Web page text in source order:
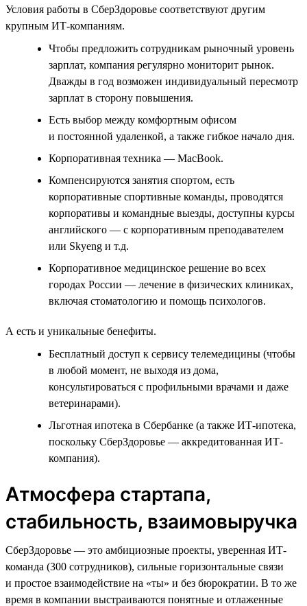
Условия работы в СберЗдоровье соответствуют другим
крупным ИТ-компаниям.
Чтобы предложить сотрудникам рыночный уровень
зарплат, компания регулярно мониторит рынок.
Дважды в год возможен индивидуальный пересмотр
зарплат в сторону повышения.
Есть выбор между комфортным офисом
и постоянной удаленкой, а также гибкое начало дня.
Корпоративная техника — MacBook.
Компенсируются занятия спортом, есть
корпоративные спортивные команды, проводятся
корпоративы и командные выезды, доступны курсы
английского — с корпоративным преподавателем
или Skyeng и т.д.
Корпоративное медицинское решение во всех
городах России — лечение в физических клиниках,
включая стоматологию и помощь психологов.
А есть и уникальные бенефиты.
Бесплатный доступ к сервису телемедицины (чтобы
в любой момент, не выходя из дома,
консультироваться с профильными врачами и даже
ветеринарами).
Льготная ипотека в Сбербанке (а также ИТ-ипотека,
поскольку СберЗдоровье — аккредитованная ИТ-
компания).
Атмосфера стартапа,
стабильность, взаимовыручка
СберЗдоровье — это амбициозные проекты, уверенная ИТ-
команда (300 сотрудников), сильные горизонтальные связи
и простое взаимодействие на «ты» и без бюрократии. В то же
время в компании выстраиваются понятные и отлаженные